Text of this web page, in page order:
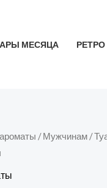
МЕСЯЦА
/Мужчинам /